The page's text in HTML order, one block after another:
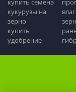
купить семена
кукурузы на
зерно
купить
удобрение